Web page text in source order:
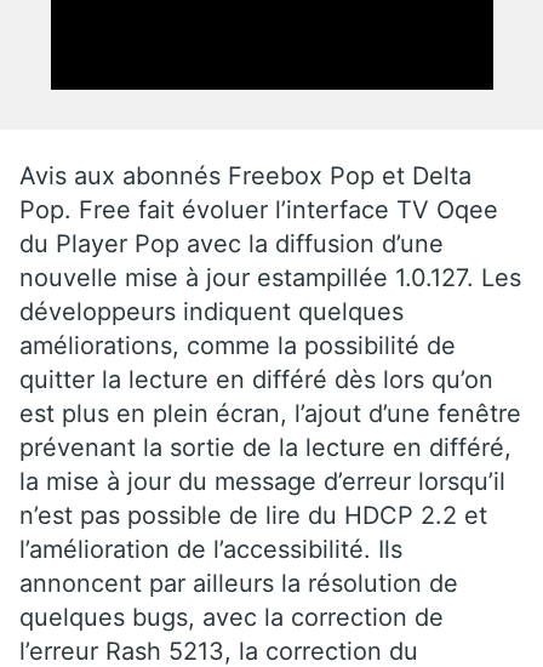
Avis aux abonnés Freebox Pop et Delta
Pop. Free fait évoluer l’interface TV Oqee
du Player Pop avec la diffusion d’une
nouvelle mise à jour estampillée 1.0.127. Les
développeurs indiquent quelques
améliorations, comme la possibilité de
quitter la lecture en différé dès lors qu’on
est plus en plein écran, l’ajout d’une fenêtre
prévenant la sortie de la lecture en différé,
la mise à jour du message d’erreur lorsqu’il
n’est pas possible de lire du HDCP 2.2 et
l’amélioration de l’accessibilité. Ils
annoncent par ailleurs la résolution de
quelques bugs, avec la correction de
l’erreur Rash 5213, la correction du